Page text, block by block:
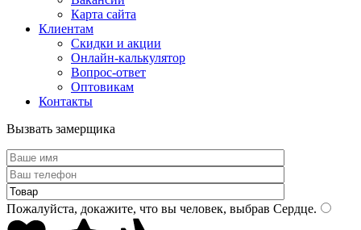
Карта сайта
Клиентам
Скидки и акции
Онлайн-калькулятор
Вопрос-ответ
Оптовикам
Контакты
Вызвать замерщика
Пожалуйста, докажите, что вы человек, выбрав Сердце.